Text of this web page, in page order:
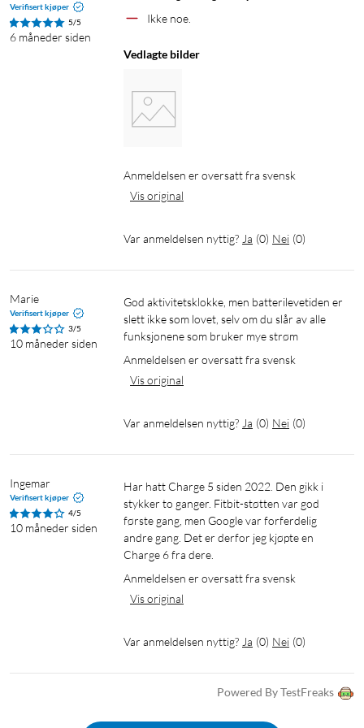
Varsler om for høy eller for lav puls
Lær å kjenne kroppen bedre med funksjonene for hjertehelse
– du kan føle deg trygg med varsler som forteller deg når
Viser oksygenmetning (SpO2)
oversikt over viktige endringer i din egen velvære.
Registrering av hudtemperatur
Mål hudtemperaturen hver natt for å se variasjoner i
normalverdiene, som kan skyldes omgivelser, aktivitet, fase i
menstruasjonssyklusen og andre faktorer.
Helseverdier
Registrer oksygenmetning i blodet (SpO2) samt pulsvariasjon,
du kan få rede på når verdiene ligger utenfor normalverdiene
Vannbestandig
Charge 6 er vannbestandig ned til 50 meter. Det betyr at du
kan svømme, svette og mer uten bekymringer.
Maksimer treningen med Fitbit Premium i 6 måneder. Få
fantastiske instruktører. Bruk Dagsform til å optimere
treningen, og få anbefalte treningsøkter basert på poengene
dine.*
Verifisert kjøper
5/5
6 måneder siden
Ikke noe.
Vedlagte bilder
Anmeldelsen er oversatt fra svensk
Vis original
Var anmeldelsen nyttig? Ja (0) Nei (0)
Marie
Verifisert kjøper
3/5
10 måneder siden
God aktivitetsklokke, men batterilevetiden er
slett ikke som lovet, selv om du slår av alle
funksjonene som bruker mye strøm
Anmeldelsen er oversatt fra svensk
Vis original
Var anmeldelsen nyttig? Ja (0) Nei (0)
Ingemar
Verifisert kjøper
4/5
10 måneder siden
Har hatt Charge 5 siden 2022. Den gikk i
stykker to ganger. Fitbit-støtten var god
første gang, men Google var forferdelig
andre gang. Det er derfor jeg kjøpte en
Charge 6 fra dere.
Anmeldelsen er oversatt fra svensk
Vis original
Var anmeldelsen nyttig? Ja (0) Nei (0)
Powered By TestFreaks